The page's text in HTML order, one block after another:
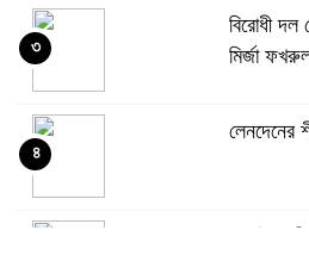
বিরোধী দল
মির্জা
৩
লেনদেনের
৪